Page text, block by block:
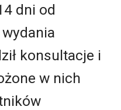
dni od
konsultacje i
w nich